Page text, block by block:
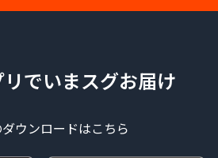
でいまスグお届け
ウンロードはこちら